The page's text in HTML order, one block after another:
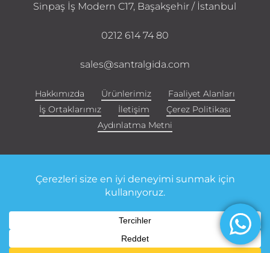
Sinpaş İş Modern C17, Başakşehir / İstanbul
0212 614 74 80
sales@santralgida.com
Hakkımızda Ürünlerimiz
Faaliyet Alanları
İş Ortaklarımız
İletişim
Çerez Politikası
Aydınlatma Metni